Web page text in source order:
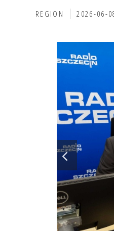
REGION 2026-06-